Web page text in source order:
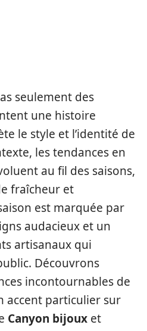
seulement des
une histoire
le style et l’identité de
les tendances en
au fil des saisons,
fraîcheur et
est marquée par
audacieux et un
artisanaux qui
Découvrons
incontournables de
accent particulier sur
Canyon bijoux et